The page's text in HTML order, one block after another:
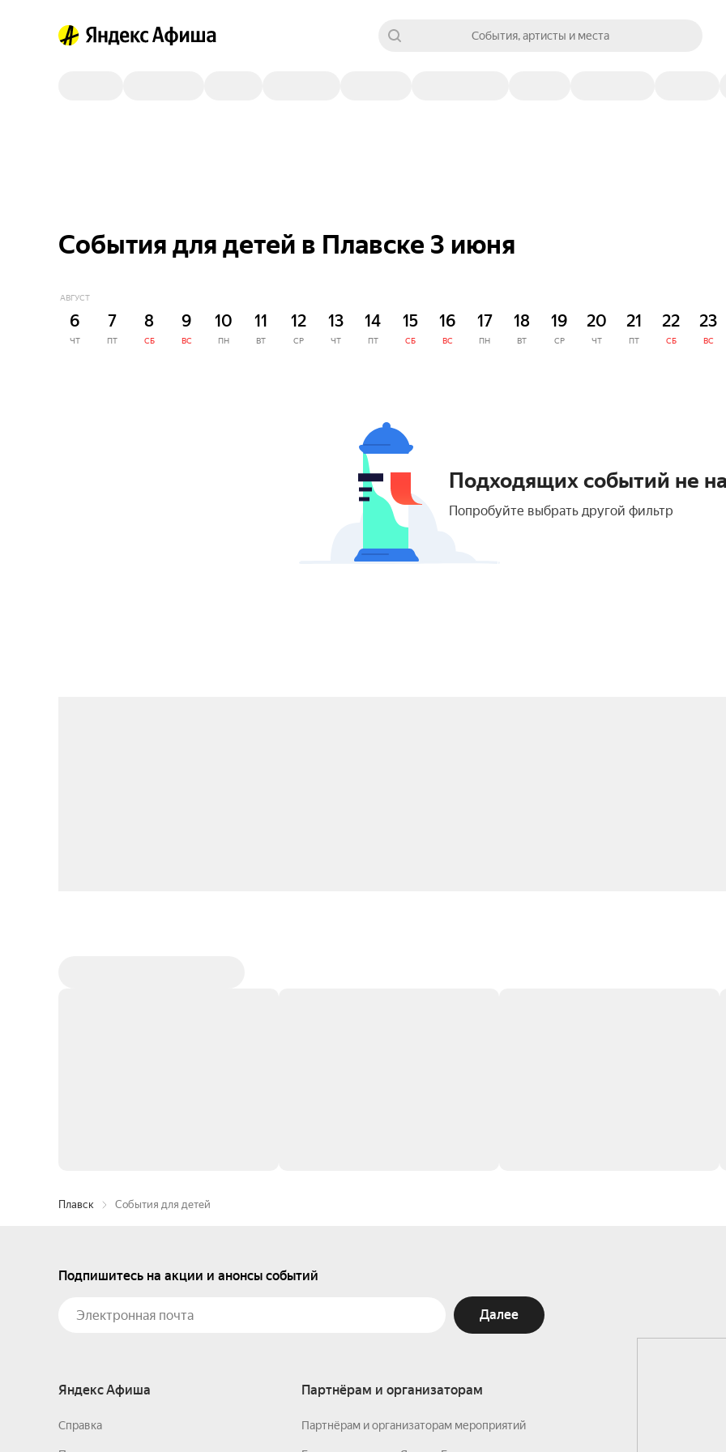
События, артисты и места
События для детей в Плавске 3 июня
АВГУСТ
6
ЧТ
7
ПТ
8
СБ
9
ВС
10
ПН
11
ВТ
12
СР
13
ЧТ
14
ПТ
15
СБ
16
ВС
17
ПН
18
ВТ
19
СР
20
ЧТ
21
ПТ
22
СБ
23
ВС
Подходящих событий не
Попробуйте выбрать другой фильтр
Плавск События для детей
Подпишитесь на акции и анонсы событий
Далее
Яндекс Афиша
Справка
Партнёрам и организаторам
Партнёрам и организаторам мероприятий